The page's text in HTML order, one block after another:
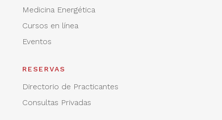
Medicina Energética
Cursos en línea
Eventos
RESERVAS
Directorio de Practicantes
Consultas Privadas